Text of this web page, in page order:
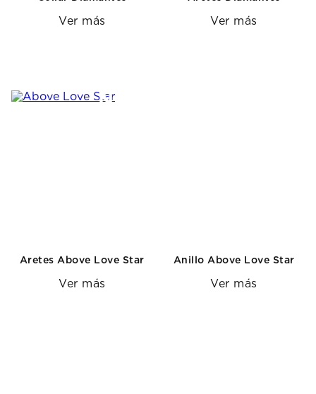
Ver más Ver más
NUEVA ERA
Aretes Above Love Star
Ver más
Anillo Above Love Star
Ver más